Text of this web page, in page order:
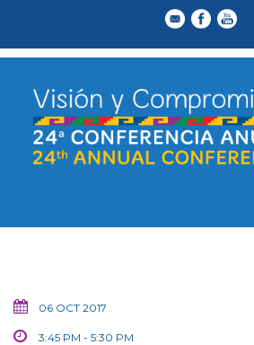
06 OCT 2017
3:45 PM - 5:30 PM